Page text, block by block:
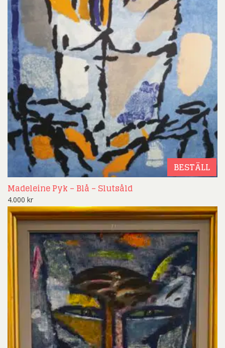
BESTÄLL
Madeleine Pyk – Blå – Slutsåld
4.000 kr